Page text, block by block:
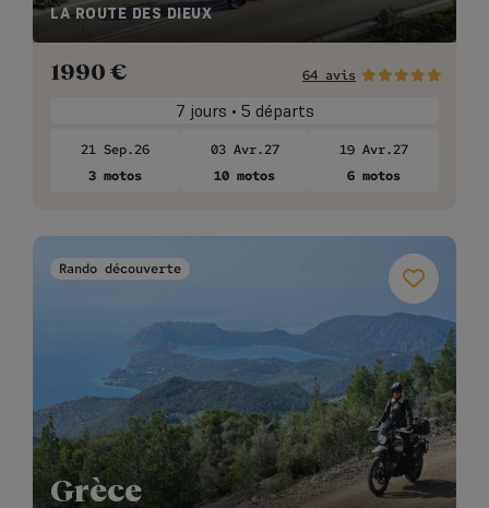
LA ROUTE DES DIEUX
1990 € 64 avis
7 jours • 5 départs
21 Sep.26
3 motos
03 Avr.27
10 motos
19 Avr.27
6 motos
Rando découverte
Grèce